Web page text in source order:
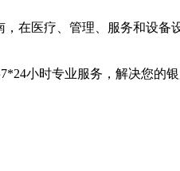
，在医疗、管理、服务和设
小时专业服务，解决您的银